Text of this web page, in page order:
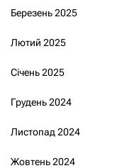
Березень 2025
Лютий 2025
Січень 2025
Грудень 2024
Листопад 2024
Жовтень 2024